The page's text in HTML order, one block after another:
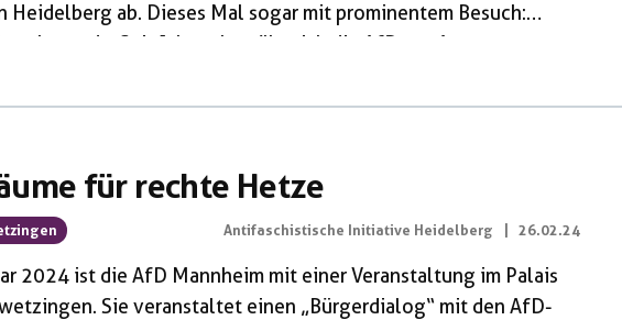
Heidelberg ab. Dieses Mal sogar mit prominentem Besuch:
war da. Seit Jahren bemüht sich die AfD aus Angst vor
muss mensch ähnlich wie bei geheimen Neonazi-Treffen
für rechte Hetze
Antifaschistische Initiative Heidelberg 26.02.24
2024 ist die AfD Mannheim mit einer Veranstaltung im Palais
Sie veranstaltet einen „Bürgerdialog“ mit den AfD-